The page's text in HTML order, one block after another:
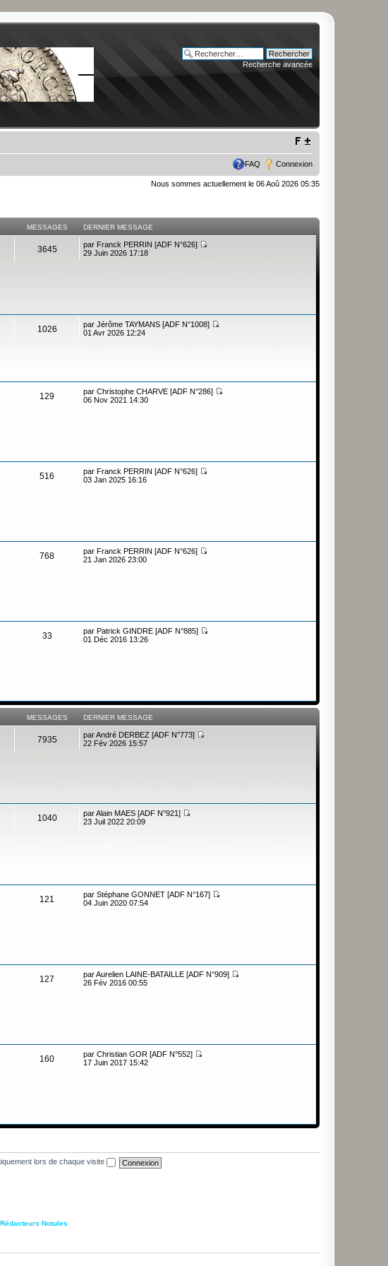
Recherche avancée
FAQ Connexion
Nous sommes actuellement le 06 Aoû 2026 05:35
MESSAGES DERNIER MESSAGE
3645 par Franck PERRIN [ADF N°626]
29 Juin 2026 17:18
1026 parJérôme TAYMANS [ADF N°1008]
01 Avr 2026 12:24
129 parChristophe CHARVE [ADF N°286]
06 Nov 2021 14:30
516 parFranck PERRIN [ADF N°626]
03 Jan 2025 16:16
768 parFranck PERRIN [ADF N°626]
21 Jan 2026 23:00
33 parPatrick GINDRE [ADF N°885]
01 Déc 2016 13:26
MESSAGES DERNIER MESSAGE
7935 parAndré DERBEZ [ADF N°773]
22 Fév 2026 15:57
1040 parAlain MAES [ADF N°921]
23 Juil 2022 20:09
121 parStéphane GONNET [ADF N°167]
04 Juin 2020 07:54
127 parAurelien LAINE-BATAILLE [ADF N°909]
26 Fév 2016 00:55
160 parChristian GOR [ADF N°552]
17 Juin 2017 15:42
lors de chaque visite
Rédacteurs Notules